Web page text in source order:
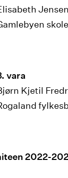
vara
Kjetil
2022-